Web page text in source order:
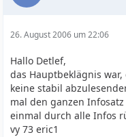
26. August 2006 um 22:06
Hallo Detlef,
das Hauptbeklägnis
keine stabil
mal den ganzen
einmal durch alle Infos
vy 73 eric1